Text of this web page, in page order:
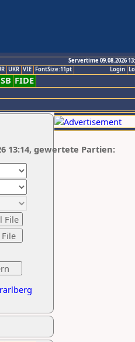
Servertime 09.08.2026
Login
UKR VIE FontSize:11pt
FIDE
13:14, gewertete Partien: